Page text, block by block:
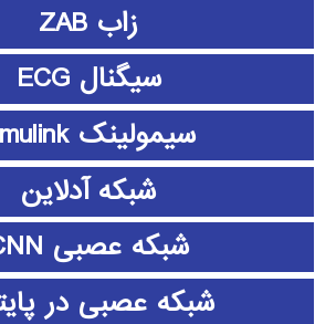
زاب ZAB
سیگنال ECG
سیمولینک simulink
شبکه آدلاین
شبکه عصبی CNN
شبکه عصبی در